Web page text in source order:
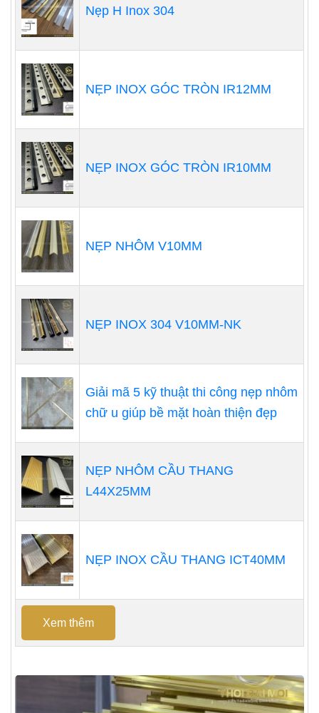
Nẹp H Inox 304
NẸP INOX GÓC TRÒN IR12MM
NẸP INOX GÓC TRÒN IR10MM
NẸP NHÔM V10MM
NẸP INOX 304 V10MM-NK
Giải mã 5 kỹ thuật thi công nẹp nhôm
chữ u giúp bề mặt hoàn thiện đẹp
NẸP NHÔM CẦU THANG
L44X25MM
NẸP INOX CẦU THANG ICT40MM
Xem thêm